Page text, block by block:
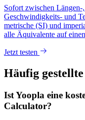
Sofort zwischen
Geschwindigkeits- und
metrische (SI) und
alle Äquivalente auf
Jetzt testen
Häufig
Ist Yoopla eine
Calculator?